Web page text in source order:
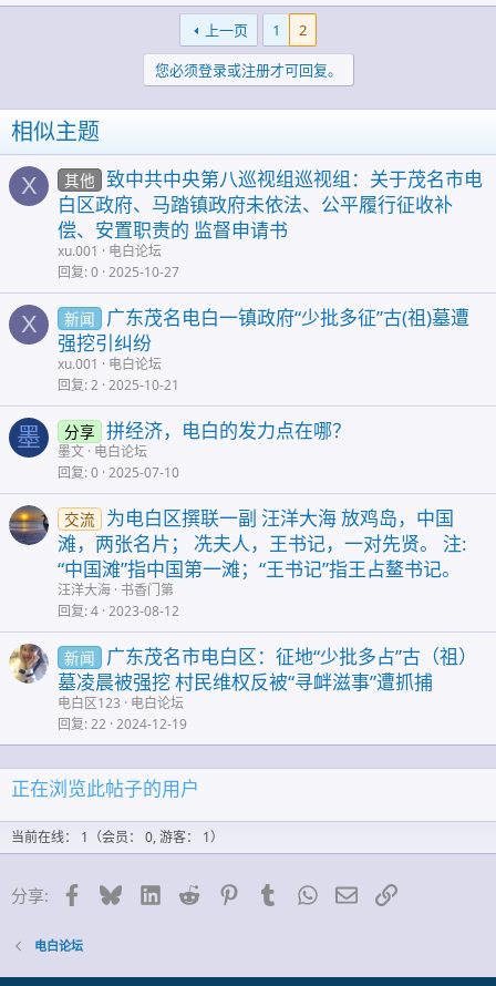
上一页 1
2
您必须登录或注册才可回复。
相似主题
X 其他 致中共中央第八巡视组巡视组：关于茂名市电
白区政府、马踏镇政府未依法、公平履行征收补
偿、安置职责的 监督申请书
xu.001
电白论坛
回复 0 2025-10-27
X 新闻
广东茂名电白一镇政府“少批多征”古(祖)墓遭
强挖引纠纷
xu.001
电白论坛
回复 2 2025-10-21
墨 分享 拼经济，电白的发力点在哪？
墨文 电白论坛
回复 0 2025-07-10
交流
为电白区撰联一副 汪洋大海 放鸡岛，中国
滩，两张名片； 冼夫人，王书记，一对先贤。 注:
“中国滩”指中国第一滩；“王书记”指王占鳌书记。
汪洋大海 书香门第
回复 4 2023-08-12
新闻
广东茂名市电白区：征地“少批多占”古（祖）
墓凌晨被强挖 村民维权反被“寻衅滋事”遭抓捕
电白区123
电白论坛
回复 22 2024-12-19
正在浏览此帖子的用户
当前在线： 1（会员： 0, 游客： 1）
分享: 脸谱网蓝天 领英 Reddit Pinterest的
TumblrWhatsApp
邮件 链接
电白论坛